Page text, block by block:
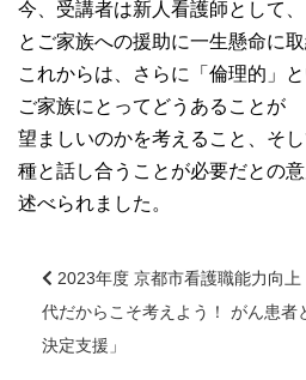
看護の智協働開発センター
入試案内
Q＆A
サイト案内
今、受講者は新人看護師として
とご家族への援助に一生懸命に取
これからは、さらに「倫理的」
ご家族にとってどうあることが
望ましいのかを考えること、そ
種と話し合うことが必要だとの
述べられました。
前
後
2023年度 京都市看護職能力向
代だからこそ考えよう！ がん患者
決定支援」